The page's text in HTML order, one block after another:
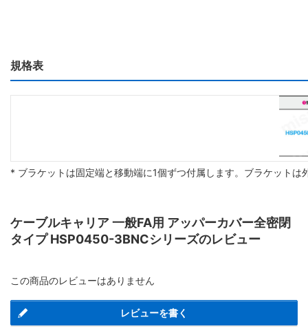
規格表
* ブラケットは固定端と移動端に1個ずつ付属します。ブラケットは
ケーブルキャリア 一般FA用 アッパーカバー全密閉
タイプ HSP0450-3BNCシリーズのレビュー
この商品のレビューはありません
レビューを書く